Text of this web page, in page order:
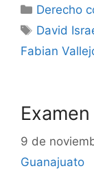
Derecho
Etiquetas
David
Fabian
9 de
Guanajuato